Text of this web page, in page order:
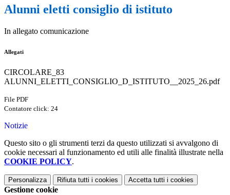
Alunni eletti consiglio di istituto
In allegato comunicazione
Allegati
CIRCOLARE_83
ALUNNI_ELETTI_CONSIGLIO_D_ISTITUTO__2025_26.pdf
File PDF
Contatore click: 24
Notizie
Questo sito o gli strumenti terzi da questo utilizzati si avvalgono di
cookie necessari al funzionamento ed utili alle finalità illustrate nella
COOKIE POLICY.
Personalizza Rifiuta tutti i cookies Accetta tutti i cookies
Gestione cookie